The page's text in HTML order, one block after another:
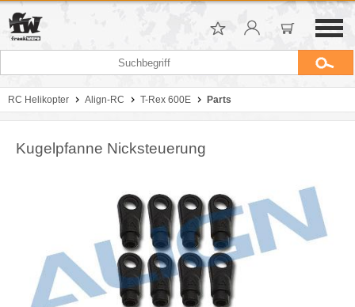
RC Helikopter Align-RC T-Rex 600E Parts
Kugelpfanne Nicksteuerung